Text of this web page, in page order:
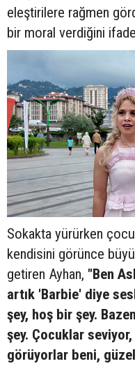
eleştirilere rağmen
bir moral verdiğini
Sokakta yürürken
kendisini görünce
getiren Ayhan, "Ben
artık 'Barbie' diye
şey, hoş bir şey.
şey. Çocuklar
görüyorlar beni,